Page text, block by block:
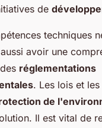
de
techniques
avoir une
réglementations
. Les lois et
de
Il est vital de